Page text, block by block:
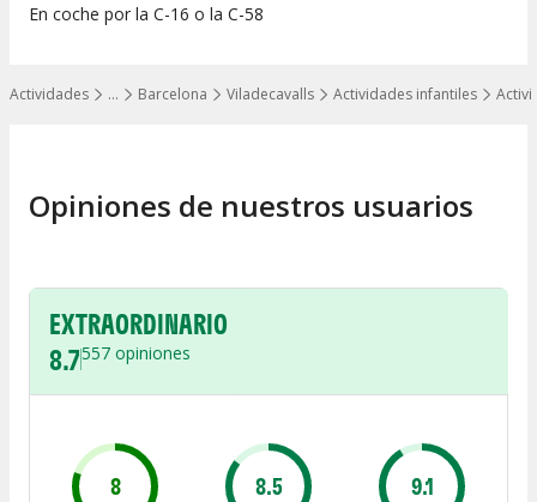
…
Mostrar todos los niveles
Actividades Barcelona Viladecavalls Actividades infantiles
En coche por la C-16 o la C-58
Opiniones de nuestros usuarios
EXTRAORDINARIO
8.7557 opiniones
8 8.5 9.1